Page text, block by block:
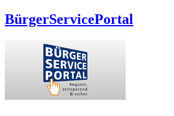
BürgerServicePortal